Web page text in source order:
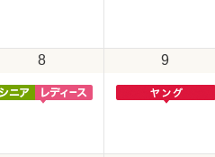
8 9